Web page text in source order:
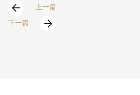
arrow_back
上一篇
下一篇
arrow_forward